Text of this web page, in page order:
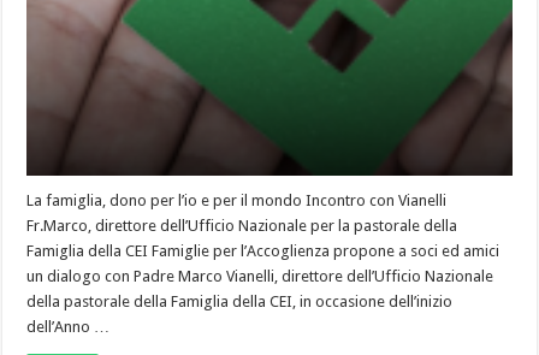
La famiglia, dono per l’io e per il mondo Incontro con Vianelli
Fr.Marco, direttore dell’Ufficio Nazionale per la pastorale della
Famiglia della CEI Famiglie per l’Accoglienza propone a soci ed amici
un dialogo con Padre Marco Vianelli, direttore dell’Ufficio Nazionale
della pastorale della Famiglia della CEI, in occasione dell’inizio
dell’Anno …